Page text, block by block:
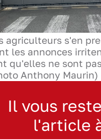
agriculteurs s'en
les annonces
qu'elles ne sont
Anthony Maurin)
Il vous
l'article